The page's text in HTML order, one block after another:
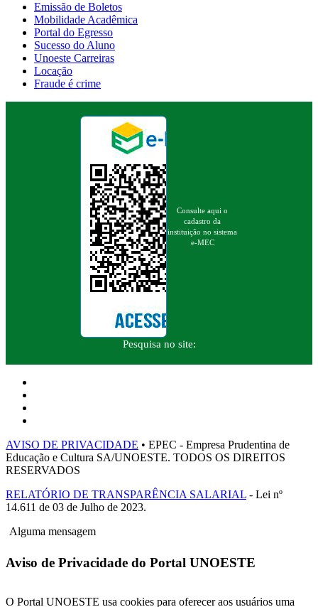
Emissão de Boletos
Mobilidade Acadêmica
Portal do Egresso
Sucesso do Aluno
Unoeste Carreiras
Locação
Fraude é crime
Consulte aqui o
cadastro da
instituição no sistema
e-MEC
Pesquisa no site:
AVISO DE PRIVACIDADE • EPEC - Empresa Prudentina de
Educação e Cultura SA/UNOESTE. TODOS OS DIREITOS
RESERVADOS
RELATÓRIO DE TRANSPARÊNCIA SALARIAL - Lei nº
14.611 de 03 de Julho de 2023.
Alguma mensagem
Aviso de Privacidade do Portal UNOESTE
O Portal UNOESTE usa cookies para oferecer aos usuários uma